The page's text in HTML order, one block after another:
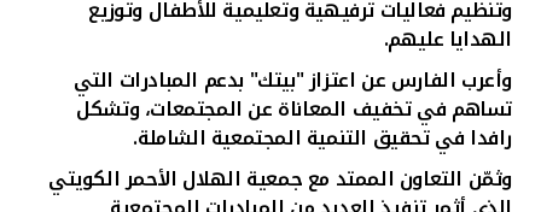
وتنظيم فعاليات ترفيهية وتعليمية للأطفال وتوزيع
الهدايا عليهم.
وأعرب الفارس عن اعتزاز "بيتك" بدعم المبادرات التي
تساهم في تخفيف المعاناة عن المجتمعات، وتشكل
رافدا في تحقيق التنمية المجتمعية الشاملة.
وثمّن التعاون الممتد مع جمعية الهلال الأحمر الكويتي